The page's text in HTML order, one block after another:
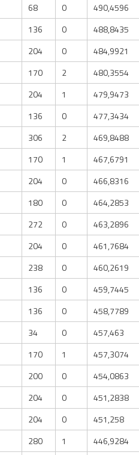
68 0 490,4596
136 0 488,8435
204 0 484,9921
170 2 480,3554
204 1 479,9473
136 0 477,3434
306 2 469,8488
170 1 467,6791
204 0 466,8316
180 0 464,2853
272 0 463,2896
204 0 461,7684
238 0 460,2619
136 0 459,7445
136 0 458,7789
34 0 457,463
170 1 457,3074
200 0 454,0863
204 0 451,2838
204 0 451,258
280 1 446,9284